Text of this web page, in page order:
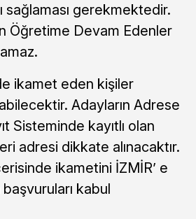
sağlaması gerekmektedir.
Öğretime Devam Edenler
ikamet eden kişiler
Adayların Adrese
Sisteminde kayıtlı olan
adresi dikkate alınacaktır.
ikametini İZMİR’ e
başvuruları kabul